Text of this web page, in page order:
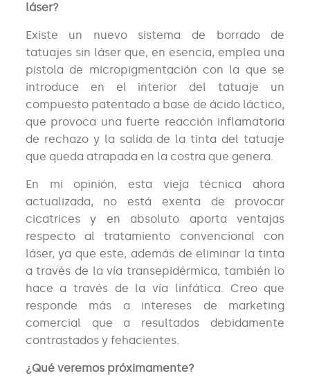
láser?
Existe un nuevo sistema de borrado de
tatuajes sin láser que, en esencia, emplea una
pistola de micropigmentación con la que se
introduce en el interior del tatuaje un
compuesto patentado a base de ácido láctico,
que provoca una fuerte reacción inflamatoria
de rechazo y la salida de la tinta del tatuaje
que queda atrapada en la costra que genera.
En mi opinión, esta vieja técnica ahora
actualizada, no está exenta de provocar
cicatrices y en absoluto aporta ventajas
respecto al tratamiento convencional con
láser, ya que este, además de eliminar la tinta
a través de la vía transepidérmica, también lo
hace a través de la vía linfática. Creo que
responde más a intereses de marketing
comercial que a resultados debidamente
contrastados y fehacientes.
¿Qué veremos próximamente?